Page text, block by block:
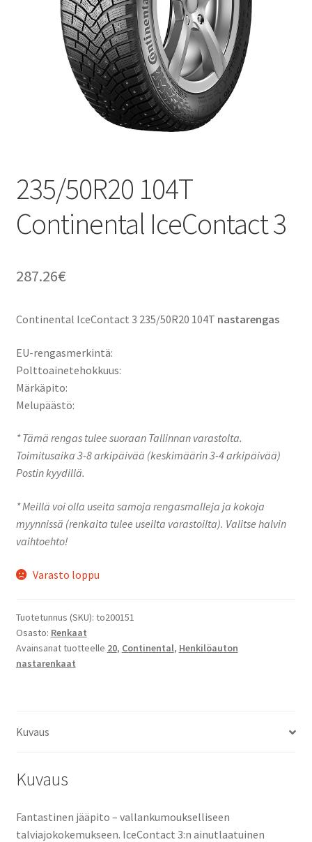
235/50R20 104T
Continental IceContact 3
287.26€
Continental IceContact 3 235/50R20 104T nastarengas
EU-rengasmerkintä:
Polttoainetehokkuus:
Märkäpito:
Melupäästö:
* Tämä rengas tulee suoraan Tallinnan varastolta.
Toimitusaika 3-8 arkipäivää (keskimäärin 3-4 arkipäivää)
Postin kyydillä.
* Meillä voi olla useita samoja rengasmalleja ja kokoja
myynnissä (renkaita tulee useilta varastoilta). Valitse halvin
vaihtoehto!
Varasto loppu
Tuotetunnus (SKU): to200151
Osasto: Renkaat
Avainsanat tuotteelle 20, Continental, Henkilöauton
nastarenkaat
Kuvaus
Kuvaus
Fantastinen jääpito – vallankumoukselliseen
talviajokokemukseen. IceContact 3:n ainutlaatuinen